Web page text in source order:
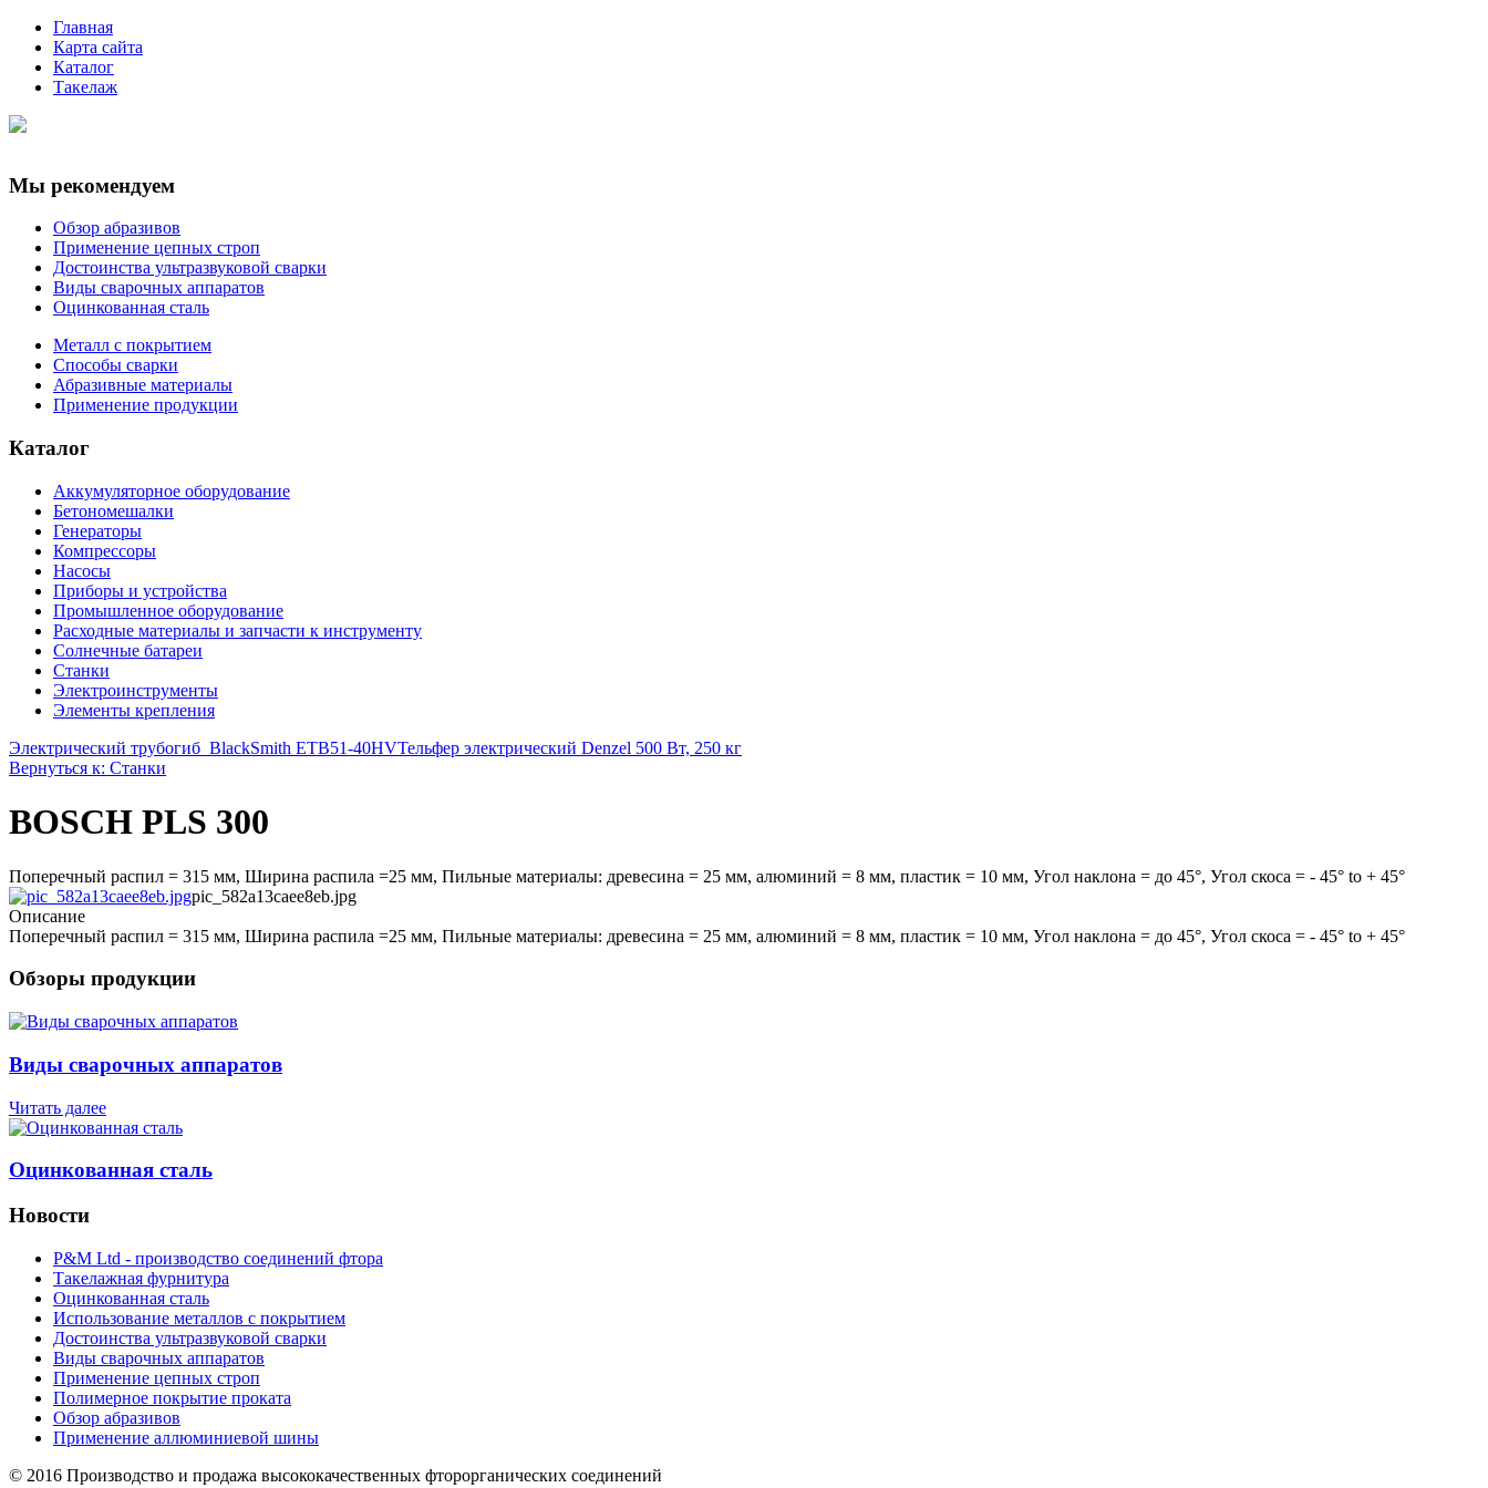
Главная
Карта сайта
Каталог
Такелаж
Мы рекомендуем
Обзор абразивов
Применение цепных строп
Достоинства ультразвуковой сварки
Виды сварочных аппаратов
Оцинкованная сталь
Металл с покрытием
Способы сварки
Абразивные материалы
Применение продукции
Каталог
Аккумуляторное оборудование
Бетономешалки
Генераторы
Компрессоры
Насосы
Приборы и устройства
Промышленное оборудование
Расходные материалы и запчасти к инструменту
Солнечные батареи
Станки
Электроинструменты
Элементы крепления
Электрический трубогиб_BlackSmith ETB51-40HVТельфер электрический Denzel 500 Вт, 250 кг
Вернуться к: Станки
BOSCH PLS 300
Поперечный распил = 315 мм, Ширина распила =25 мм, Пильные материалы: древесина = 25 мм, алюминий = 8 мм, пластик = 10 мм, Угол наклона = до 45°, Угол скоса = - 45° to + 45°
pic_582a13caee8eb.jpg
Описание
Поперечный распил = 315 мм, Ширина распила =25 мм, Пильные материалы: древесина = 25 мм, алюминий = 8 мм, пластик = 10 мм, Угол наклона = до 45°, Угол скоса = - 45° to + 45°
Обзоры продукции
Виды сварочных аппаратов
Читать далее
Оцинкованная сталь
Новости
P&M Ltd - производство соединений фтора
Такелажная фурнитура
Оцинкованная сталь
Использование металлов с покрытием
Достоинства ультразвуковой сварки
Виды сварочных аппаратов
Применение цепных строп
Полимерное покрытие проката
Обзор абразивов
Применение аллюминиевой шины
© 2016 Производство и продажа высококачественных фторорганических соединений